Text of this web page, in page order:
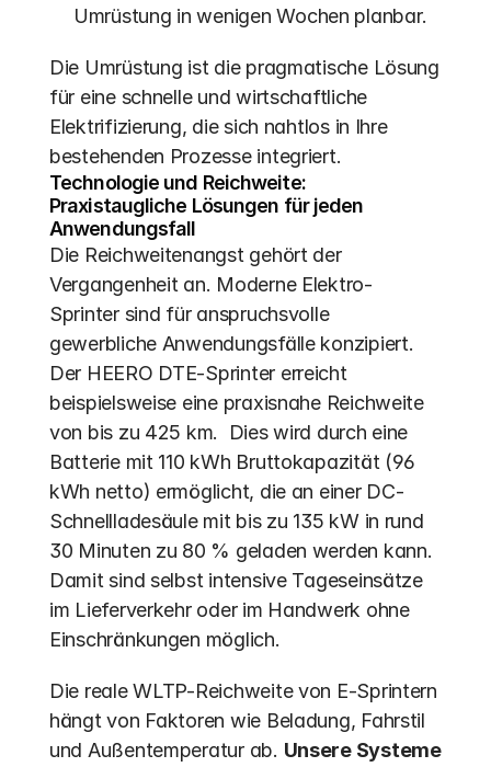
Umrüstung in wenigen Wochen planbar.
Die Umrüstung ist die pragmatische Lösung
für eine schnelle und wirtschaftliche
Elektrifizierung, die sich nahtlos in Ihre
bestehenden Prozesse integriert.
Technologie und Reichweite:
Praxistaugliche Lösungen für jeden
Anwendungsfall
Die Reichweitenangst gehört der
Vergangenheit an. Moderne Elektro-
Sprinter sind für anspruchsvolle
gewerbliche Anwendungsfälle konzipiert.
Der HEERO DTE-Sprinter erreicht
beispielsweise eine praxisnahe Reichweite
von bis zu 425 km.  Dies wird durch eine
Batterie mit 110 kWh Bruttokapazität (96
kWh netto) ermöglicht, die an einer DC-
Schnellladesäule mit bis zu 135 kW in rund
30 Minuten zu 80 % geladen werden kann.
Damit sind selbst intensive Tageseinsätze
im Lieferverkehr oder im Handwerk ohne
Einschränkungen möglich.
Die reale WLTP-Reichweite von E-Sprintern
hängt von Faktoren wie Beladung, Fahrstil
und Außentemperatur ab. Unsere Systeme